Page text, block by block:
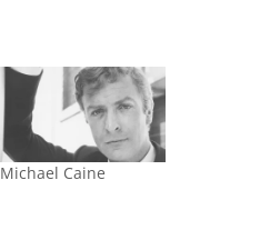
Michael Caine